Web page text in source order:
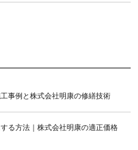
事例と株式会社明康の修繕技術
る方法｜株式会社明康の適正価格